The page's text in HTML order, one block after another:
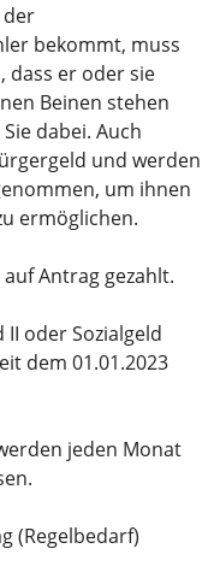
der
bekommt, muss
dass er oder sie
Beinen stehen
dabei. Auch
und werden
um ihnen
ermöglichen.
Antrag gezahlt.
oder Sozialgeld
dem 01.01.2023
jeden Monat
(Regelbedarf)